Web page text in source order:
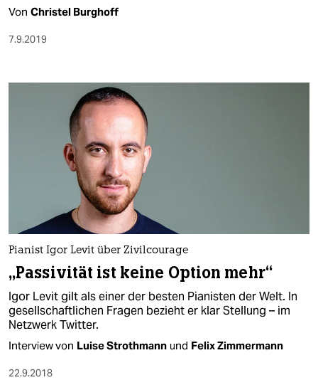
Von Christel Burghoff
7.9.2019
Pianist Igor Levit über Zivilcourage
„Passivität ist keine Option mehr“
Igor Levit gilt als einer der besten Pianisten der Welt. In
gesellschaftlichen Fragen bezieht er klar Stellung – im
Netzwerk Twitter.
Interview von Luise Strothmann und Felix Zimmermann
22.9.2018